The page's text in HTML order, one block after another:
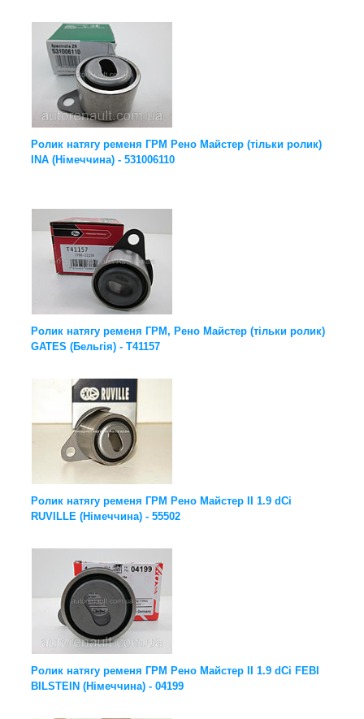
Ролик натягу ременя ГРМ Рено Майстер (тільки ролик)
INA (Німеччина) - 531006110
Ролик натягу ременя ГРМ, Рено Майстер (тільки ролик)
GATES (Бельгія) - T41157
Ролик натягу ременя ГРМ Рено Майстер ІІ 1.9 dCi
RUVILLE (Німеччина) - 55502
Ролик натягу ременя ГРМ Рено Майстер ІІ 1.9 dCi FEBI
BILSTEIN (Німеччина) - 04199